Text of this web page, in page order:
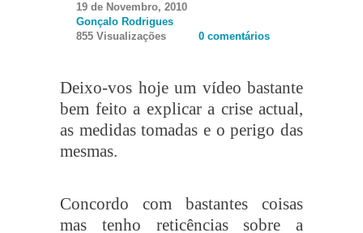
19 de Novembro, 2010
Gonçalo Rodrigues
855 Visualizações
0 comentários
Deixo-vos hoje um vídeo bastante
bem feito a explicar a crise actual,
as medidas tomadas e o perigo das
mesmas.
Concordo com bastantes coisas
mas tenho reticências sobre a